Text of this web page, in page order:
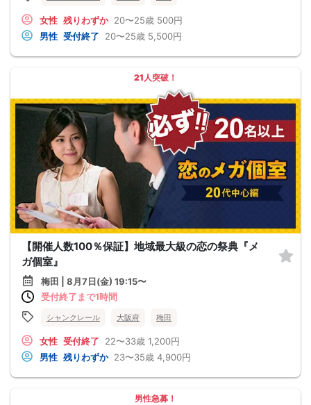
女性 残りわずか 20〜25歳 500円
男性 受付終了 20〜25歳 5,500円
21人突破！
【開催人数100％保証】地域最大級の恋の祭典『メ
ガ個室』
梅田 | 8月7日(金) 19:15〜
受付終了まで1時間
シャンクレール 大阪府 梅田
女性 受付終了 22〜33歳 1,200円
男性 残りわずか 23〜35歳 4,900円
男性急募！